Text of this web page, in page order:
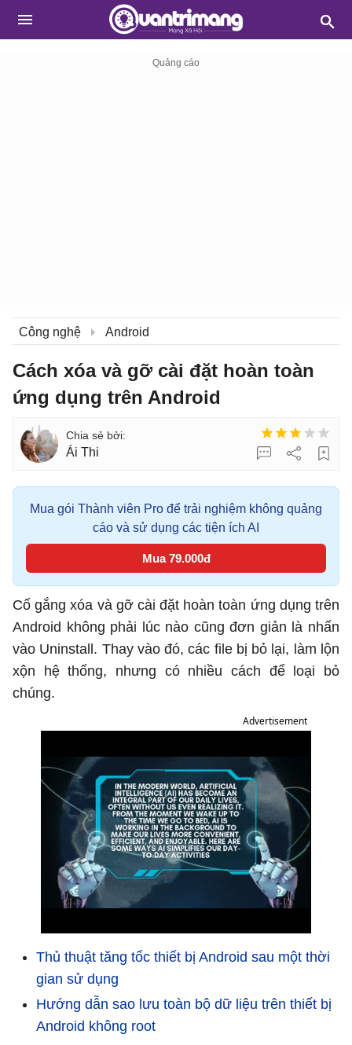
Công nghệ Android
Cách xóa và gỡ cài đặt hoàn toàn
ứng dụng trên Android
Ái Thi
Mua gói Thành viên Pro để trải nghiệm không quảng
cáo và sử dụng các tiện ích AI
Mua 79.000đ
Cố gắng xóa và gỡ cài đặt hoàn toàn ứng dụng trên
Android không phải lúc nào cũng đơn giản là nhấn
vào Uninstall. Thay vào đó, các file bị bỏ lại, làm lộn
xộn hệ thống, nhưng có nhiều cách để loại bỏ
chúng.
Advertisement
Thủ thuật tăng tốc thiết bị Android sau một thời
gian sử dụng
Hướng dẫn sao lưu toàn bộ dữ liệu trên thiết bị
Android không root